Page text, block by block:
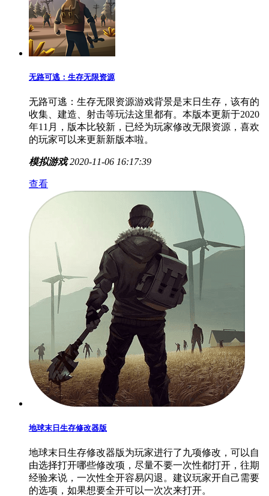
无路可逃：生存无限资源
无路可逃：生存无限资源游戏背景是末日生存，该有的
收集、建造、射击等玩法这里都有。本版本更新于2020
年11月，版本比较新，已经为玩家修改无限资源，喜欢
的玩家可以来更新新版本啦。
模拟游戏 2020-11-06 16:17:39
查看
地球末日生存修改器版
地球末日生存修改器版为玩家进行了九项修改，可以自
由选择打开哪些修改项，尽量不要一次性都打开，往期
经验来说，一次性全开容易闪退。建议玩家开自己需要
的选项，如果想要全开可以一次次来打开。